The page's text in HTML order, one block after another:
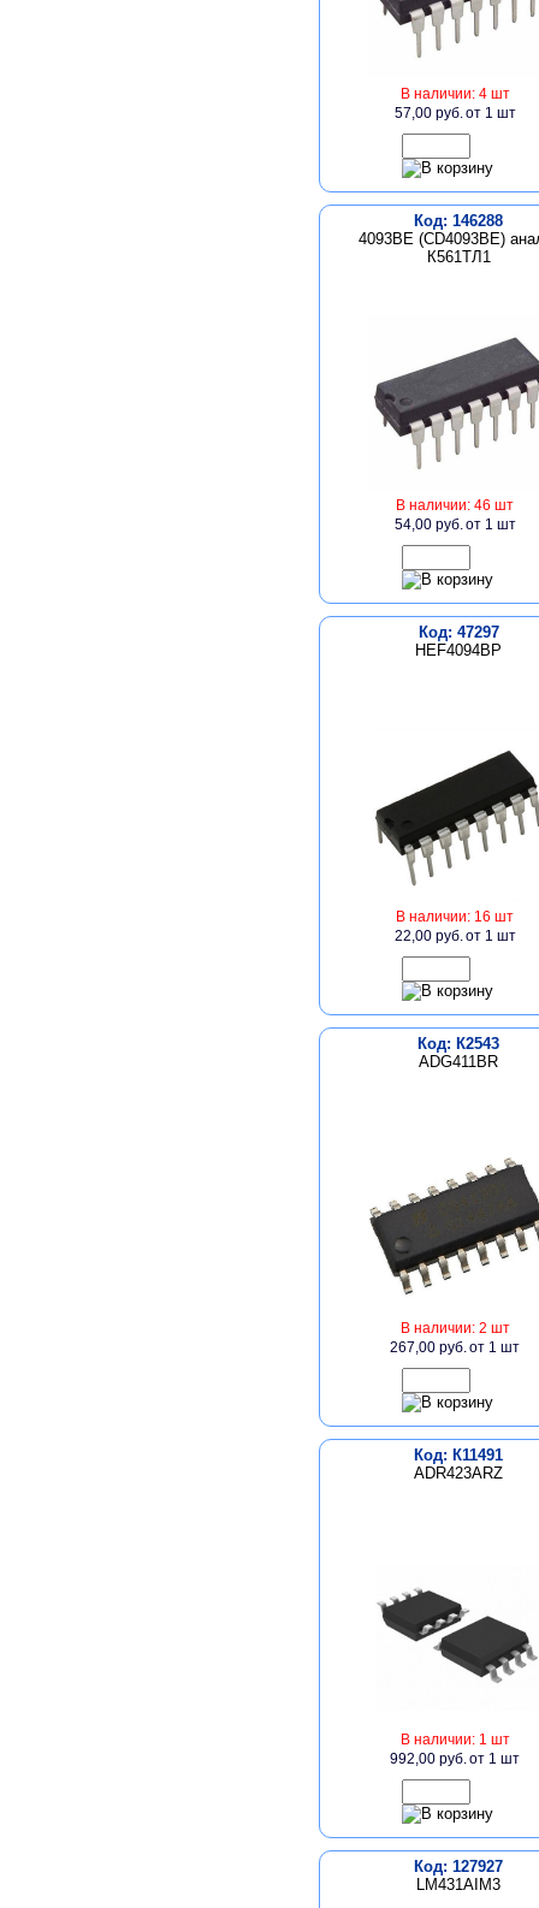
В наличии: 4 шт
57,00 руб.от 1 шт
Код: 146288
4093BE (CD4093BE)
К561ТЛ1
В наличии: 46 шт
54,00 руб.от 1 шт
Код: 47297
HEF4094BP
В наличии: 16 шт
22,00 руб.от 1 шт
Код: К2543
ADG411BR
В наличии: 2 шт
267,00 руб.от 1 шт
Код: К11491
ADR423ARZ
В наличии: 1 шт
992,00 руб.от 1 шт
Код: 127927
LM431AIM3